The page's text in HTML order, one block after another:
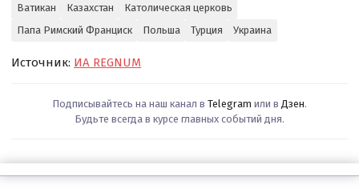
Ватикан Казахстан
Католическая церковь
Папа Римский Франциск
Польша Турция Украина
Источник: ИА REGNUM
Подписывайтесь на наш канал в Telegram или в Дзен.
Будьте всегда в курсе главных событий дня.